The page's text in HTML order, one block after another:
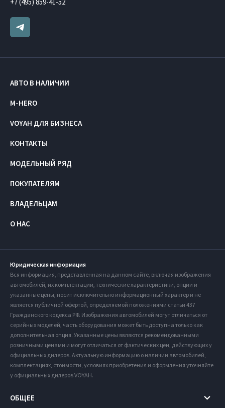
АВТО В НАЛИЧИИ
M-HERO
VOYAH ДЛЯ БИЗНЕСА
КОНТАКТЫ
МОДЕЛЬНЫЙ РЯД
ПОКУПАТЕЛЯМ
ВЛАДЕЛЬЦАМ
О НАС
Юридическая информация
Вся информация, представленная на данном сайте, включая изображения
автомобилей, их комплектации, технические характеристики, опции и
указанные цены, носит исключительно информационный характер и не
является публичной офертой, определяемой положениями статьи 437
Гражданского кодекса РФ. Изображения автомобилей могут отличаться от
серийных моделей, часть оборудования может быть доступна только как
дополнительная опция. Указанные цены являются рекомендованными
розничными ценами и могут отличаться от фактических цен, действующих у
официальных дилеров. Актуальную информацию о наличии автомобилей,
комплектациях, стоимости, условиях приобретения и оформления уточняйте
у официальных дилеров VOYAH.
ОБЩЕЕ